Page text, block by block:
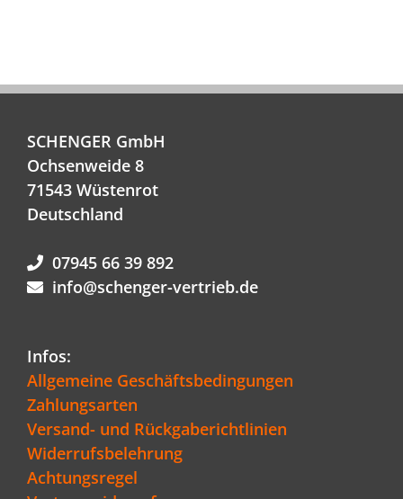
SCHENGER GmbH
Ochsenweide 8
71543 Wüstenrot
Deutschland
07945 66 39 892
info@schenger-vertrieb.de
Infos:
Allgemeine Geschäftsbedingungen
Zahlungsarten
Versand- und Rückgaberichtlinien
Widerrufsbelehrung
Achtungsregel